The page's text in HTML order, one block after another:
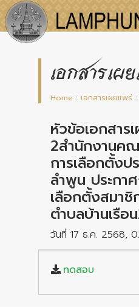
เอกสารเผ
Home : เอกสารเผยแพร่ :
หัวข้อเอกสาร
2สำนักงานคณ
การเลือกตั้งป
ลำพูน ประกา
เลือกตั้งสมาชิ
ตำบลบ้านเรือ
วันที่ 17 ธ.ค. 2568,
ทดสอบ